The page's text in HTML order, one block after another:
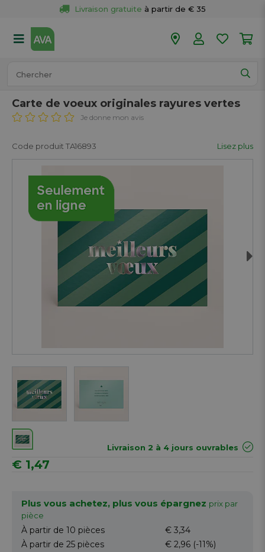
Livraison gratuite à partir de € 35
50 magasins
Carte de voeux originales rayures vertes
Je donne mon avis
Code produit TA16893 Lisez plus
Livraison 2 à 4 jours ouvrables
€ 1,47
Plus vous achetez, plus vous épargnez prix par
pièce
À partir de 10 pièces
€ 3,34
À partir de 25 pièces € 2,96 (-11%)